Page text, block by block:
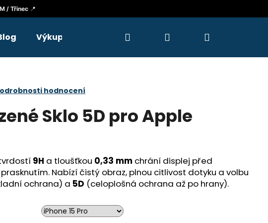
/ Třinec📍
Výkupy Přihlášení
hodnocení
Sklo 5D pro Apple
9H a tloušťkou 0,33 mm chrání displej před
Nabízí čistý obraz, plnou citlivost dotyku a volbu
ochrana) a 5D (celoplošná ochrana až po hrany).